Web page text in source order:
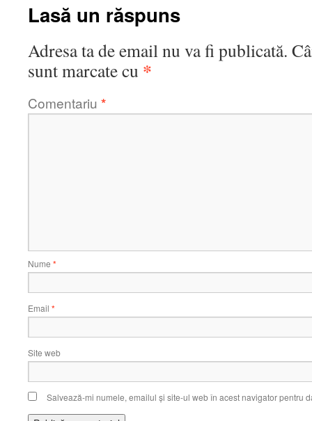
Lasă un răspuns
Adresa ta de email nu va fi publicată.
sunt marcate cu *
Comentariu *
Nume *
Email *
Site web
Salvează-mi numele, emailul și site-ul web în acest navigator pentru